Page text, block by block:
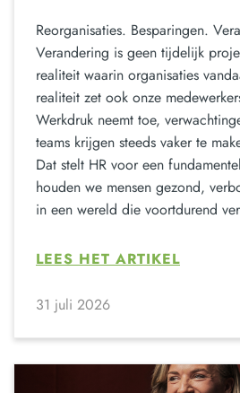
Reorganisaties. Besparingen.
Verandering is geen tijdelijk
realiteit waarin organisaties
realiteit zet ook onze
Werkdruk neemt toe,
teams krijgen steeds vaker te
Dat stelt HR voor een
houden we mensen gezond,
in een wereld die voortdurend
LEES HET ARTIKEL
31 juli 2026